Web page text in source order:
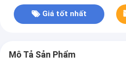
Giá tốt nhất
Mô Tả Sản Phẩm